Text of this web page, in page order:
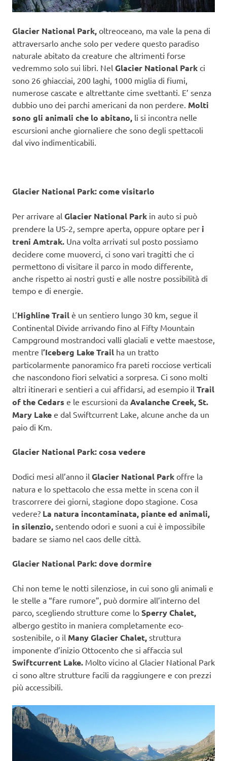
Glacier National Park, oltreoceano, ma vale la pena di
attraversarlo anche solo per vedere questo paradiso
naturale abitato da creature che altrimenti forse
vedremmo solo sui libri. Nel Glacier National Park ci
sono 26 ghiacciai, 200 laghi, 1000 miglia di fiumi,
numerose cascate e altrettante cime svettanti. E’ senza
dubbio uno dei parchi americani da non perdere. Molti
sono gli animali che lo abitano, li si incontra nelle
escursioni anche giornaliere che sono degli spettacoli
dal vivo indimenticabili.
Glacier National Park: come visitarlo
Per arrivare al Glacier National Park in auto si può
prendere la US-2, sempre aperta, oppure optare per i
treni Amtrak. Una volta arrivati sul posto possiamo
decidere come muoverci, ci sono vari tragitti che ci
permettono di visitare il parco in modo differente,
anche rispetto ai nostri gusti e alle nostre possibilità di
tempo e di energie.
L’Highline Trail è un sentiero lungo 30 km, segue il
Continental Divide arrivando fino al Fifty Mountain
Campground mostrandoci valli glaciali e vette maestose,
mentre l’Iceberg Lake Trail ha un tratto
particolarmente panoramico fra pareti rocciose verticali
che nascondono fiori selvatici a sorpresa. Ci sono molti
altri itinerari e sentieri a cui affidarsi, ad esempio il Trail
of the Cedars e le escursioni da Avalanche Creek, St.
Mary Lake e dal Swiftcurrent Lake, alcune anche da un
paio di Km.
Glacier National Park: cosa vedere
Dodici mesi all’anno il Glacier National Park offre la
natura e lo spettacolo che essa mette in scena con il
trascorrere dei giorni, stagione dopo stagione. Cosa
vedere? La natura incontaminata, piante ed animali,
in silenzio, sentendo odori e suoni a cui è impossibile
badare se siamo nel caos delle città.
Glacier National Park: dove dormire
Chi non teme le notti silenziose, in cui sono gli animali e
le stelle a “fare rumore”, può dormire all’interno del
parco, scegliendo strutture come lo Sperry Chalet,
albergo gestito in maniera completamente eco-
sostenibile, o il Many Glacier Chalet, struttura
imponente d’inizio Ottocento che si affaccia sul
Swiftcurrent Lake. Molto vicino al Glacier National Park
ci sono altre strutture facili da raggiungere e con prezzi
più accessibili.